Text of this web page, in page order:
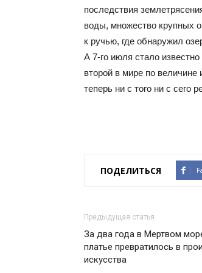
последствия
воды, множество крупных
к ручью, где обнаружил
А 7-го июля стало
второй в мире по величине
теперь ни с того ни с сего
ПОДЕЛИТЬСЯ
Предыдущая статья
За два года в Мертвом
платье превратилось в
искусства